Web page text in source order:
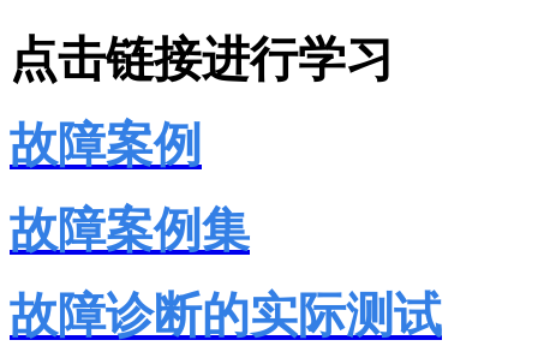
点击链接进行学习
故障案例
故障案例集
故障诊断的实际测试